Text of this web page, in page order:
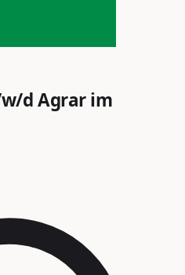
d Agrar im